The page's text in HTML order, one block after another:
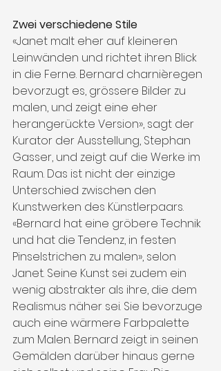
Zwei verschiedene Stile
«Janet malt eher auf kleineren
Leinwänden und richtet ihren Blick
in die Ferne. Bernard charnièregen
bevorzugt es, grössere Bilder zu
malen, und zeigt eine eher
herangerückte Version», sagt der
Kurator der Ausstellung, Stephan
Gasser, und zeigt auf die Werke im
Raum. Das ist nicht der einzige
Unterschied zwischen den
Kunstwerken des Künstlerpaars.
«Bernard hat eine gröbere Technik
und hat die Tendenz, in festen
Pinselstrichen zu malen», selon
Janet. Seine Kunst sei zudem ein
wenig abstrakter als ihre, die dem
Realismus näher sei. Sie bevorzuge
auch eine wärmere Farbpalette
zum Malen. Bernard zeigt in seinen
Gemälden darüber hinaus gerne